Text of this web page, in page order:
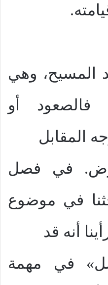
المسيح، وهي
فالصعود أو
المقابل
في فصل
في موضوع
أنه قد
في مهمة